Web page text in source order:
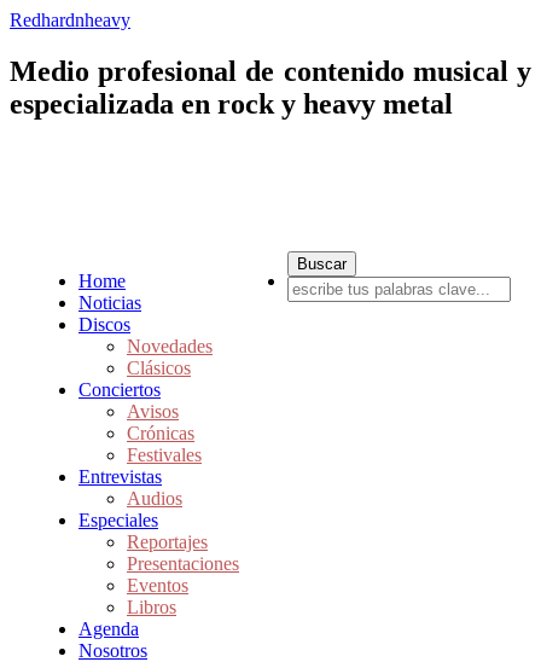
Redhardnheavy
Medio profesional de contenido musical y
especializada en rock y heavy metal
Home
Noticias
Discos
Novedades
Clásicos
Conciertos
Avisos
Crónicas
Festivales
Entrevistas
Audios
Especiales
Reportajes
Presentaciones
Eventos
Libros
Agenda
Nosotros